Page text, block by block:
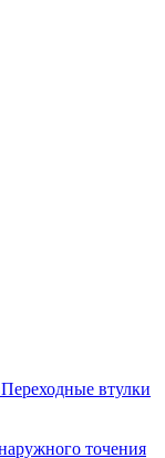
Переходные втулки